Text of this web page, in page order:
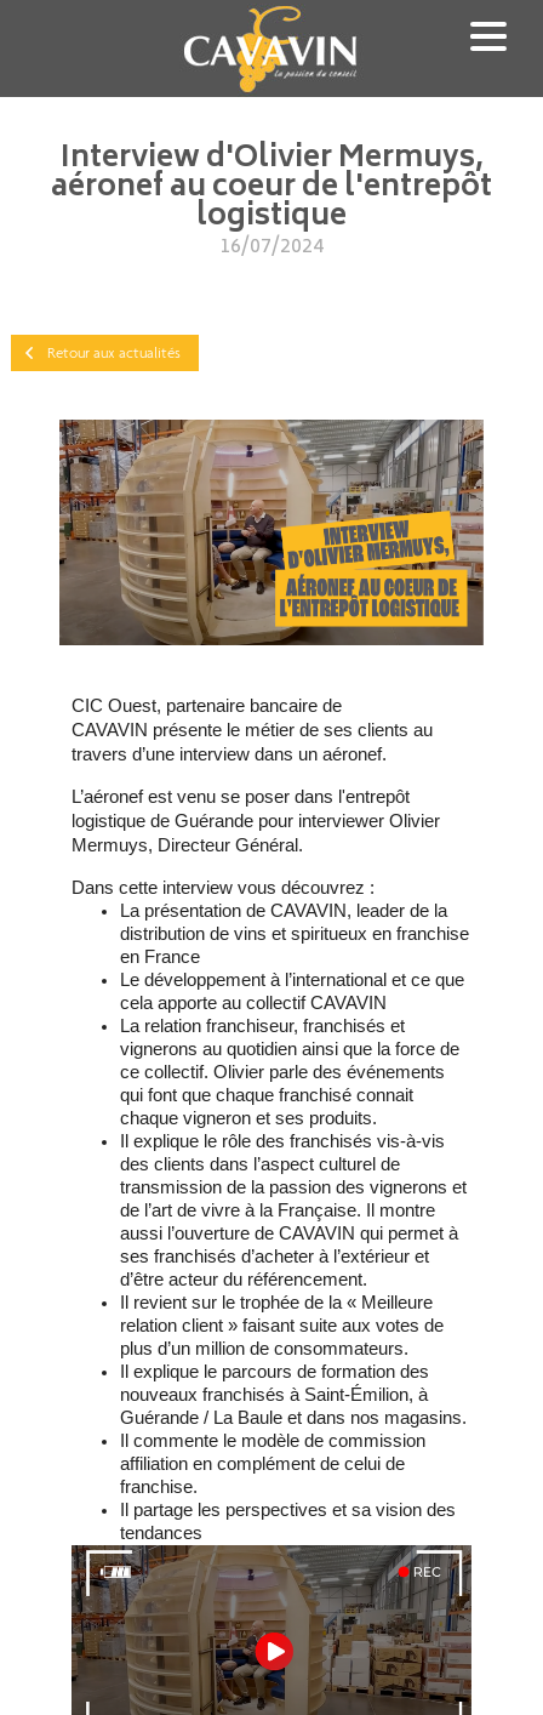
Interview d'Olivier Mermuys,
aéronef au coeur de l'entrepôt
logistique
16/07/2024
Retour aux actualités
CIC Ouest, partenaire bancaire de
CAVAVIN présente le métier de ses clients au
travers d’une interview dans un aéronef.
L’aéronef est venu se poser dans l'entrepôt
logistique de Guérande pour interviewer Olivier
Mermuys, Directeur Général.
Dans cette interview vous découvrez :
La présentation de CAVAVIN, leader de la
distribution de vins et spiritueux en franchise
en France
Le développement à l’international et ce que
cela apporte au collectif CAVAVIN
La relation franchiseur, franchisés et
vignerons au quotidien ainsi que la force de
ce collectif. Olivier parle des événements
qui font que chaque franchisé connait
chaque vigneron et ses produits.
Il explique le rôle des franchisés vis-à-vis
des clients dans l’aspect culturel de
transmission de la passion des vignerons et
de l’art de vivre à la Française. Il montre
aussi l’ouverture de CAVAVIN qui permet à
ses franchisés d’acheter à l’extérieur et
d’être acteur du référencement.
Il revient sur le trophée de la « Meilleure
relation client » faisant suite aux votes de
plus d’un million de consommateurs.
Il explique le parcours de formation des
nouveaux franchisés à Saint-Émilion, à
Guérande / La Baule et dans nos magasins.
Il commente le modèle de commission
affiliation en complément de celui de
franchise.
Il partage les perspectives et sa vision des
tendances